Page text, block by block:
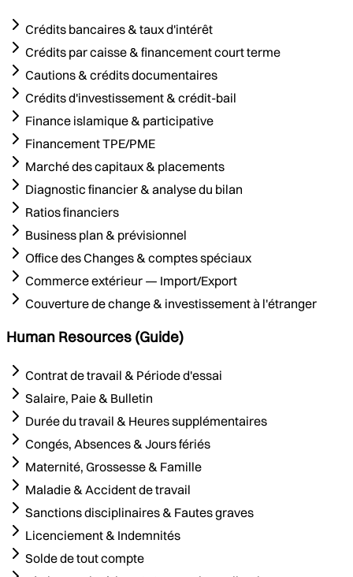
Crédits bancaires & taux d'intérêt
Crédits par caisse & financement court terme
Cautions & crédits documentaires
Crédits d'investissement & crédit-bail
Finance islamique & participative
Financement TPE/PME
Marché des capitaux & placements
Diagnostic financier & analyse du bilan
Ratios financiers
Business plan & prévisionnel
Office des Changes & comptes spéciaux
Commerce extérieur — Import/Export
Couverture de change & investissement à l'étranger
Human Resources (Guide)
Contrat de travail & Période d'essai
Salaire, Paie & Bulletin
Durée du travail & Heures supplémentaires
Congés, Absences & Jours fériés
Maternité, Grossesse & Famille
Maladie & Accident de travail
Sanctions disciplinaires & Fautes graves
Licenciement & Indemnités
Solde de tout compte